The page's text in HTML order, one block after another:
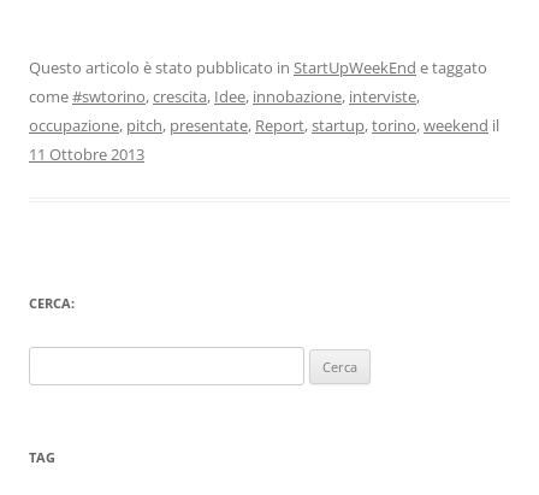
Questo articolo è stato pubblicato in StartUpWeekEnd e taggato
come#swtorino,crescita, Idee, innobazione, interviste,
occupazione, pitch, presentate, Report,startup,torino,weekend il
11 Ottobre 2013
CERCA:
per:
TAG